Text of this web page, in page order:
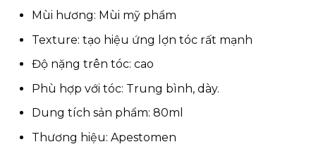
Mùi hương: Mùi mỹ phẩm
Texture: tạo hiệu ứng lợn tóc rất mạnh
Độ nặng trên tóc: cao
Phù hợp với tóc: Trung bình, dày.
Dung tích sản phẩm: 80ml
Thương hiệu: Apestomen